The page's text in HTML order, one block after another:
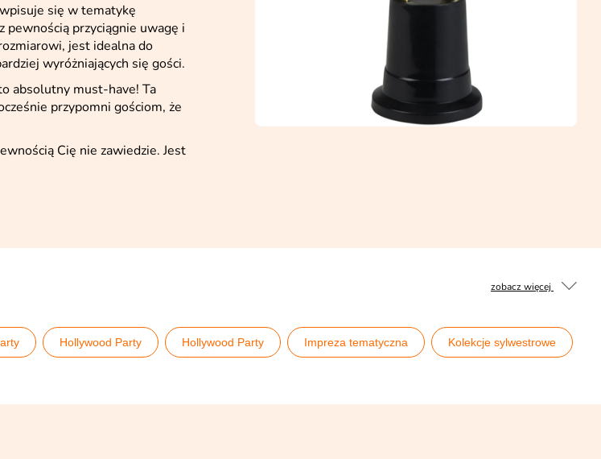
się w tematykę
pewnością przyciągnie uwagę i
jest idealna do
wyróżniających się gości.
absolutny must-have! Ta
przypomni gościom, że
Cię nie zawiedzie. Jest
zobacz więcej
Hollywood Party Hollywood Party Impreza tematyczna Kolekcje sylwestrowe